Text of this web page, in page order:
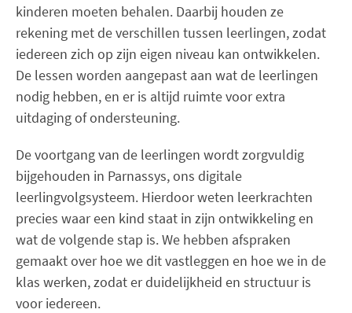
kinderen moeten behalen. Daarbij houden ze
rekening met de verschillen tussen leerlingen, zodat
iedereen zich op zijn eigen niveau kan ontwikkelen.
De lessen worden aangepast aan wat de leerlingen
nodig hebben, en er is altijd ruimte voor extra
uitdaging of ondersteuning.
De voortgang van de leerlingen wordt zorgvuldig
bijgehouden in Parnassys, ons digitale
leerlingvolgsysteem. Hierdoor weten leerkrachten
precies waar een kind staat in zijn ontwikkeling en
wat de volgende stap is. We hebben afspraken
gemaakt over hoe we dit vastleggen en hoe we in de
klas werken, zodat er duidelijkheid en structuur is
voor iedereen.